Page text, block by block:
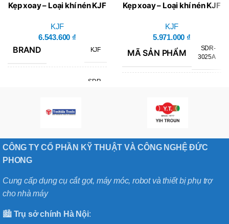
Kẹp xoay – Loại khí nén KJF
KJF
6.543.600 ₫
BRAND KJF
SDR-
Kẹp xoay – Loại khí nén KJF
KJF
5.971.000 ₫
MÃ SẢN PHẨM
SDR-
3025A
CÔNG TY CỔ PHẦN KỸ THUẬT VÀ CÔNG NGHỆ ĐỨC
PHONG
Cung cấp dụng cụ cắt gọt, máy móc, robot và thiết bị phụ trợ
cho nhà máy
🏙️ Trụ sở chính Hà Nội: